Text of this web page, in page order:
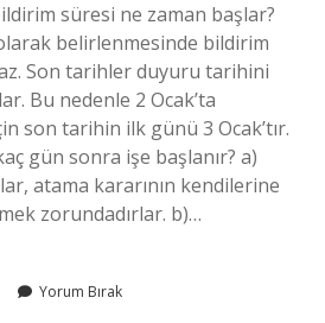
süresi ne zaman başlar?
belirlenmesinde bildirim
Son tarihler duyuru tarihini
Bu nedenle 2 Ocak’ta
son tarihin ilk günü 3 Ocak’tır.
gün sonra işe başlanır? a)
atama kararının kendilerine
zorundadırlar. b)…
Yorum Bırak